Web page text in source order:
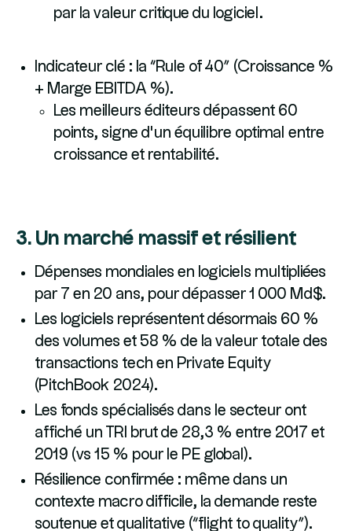
par la valeur critique du logiciel.
Indicateur clé : la “Rule of 40” (Croissance %
+ Marge EBITDA %).
Les meilleurs éditeurs dépassent 60
points, signe d’un équilibre optimal entre
croissance et rentabilité.
3. Un marché massif et résilient
Dépenses mondiales en logiciels multipliées
par 7 en 20 ans, pour dépasser 1 000 Md$.
Les logiciels représentent désormais 60 %
des volumes et 58 % de la valeur totale des
transactions tech en Private Equity
(PitchBook 2024).
Les fonds spécialisés dans le secteur ont
affiché un TRI brut de 28,3 % entre 2017 et
2019 (vs 15 % pour le PE global).
Résilience confirmée : même dans un
contexte macro difficile, la demande reste
soutenue et qualitative (“flight to quality”).